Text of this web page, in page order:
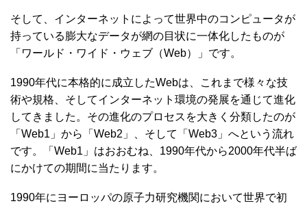
そして、インターネットによって世界中のコンピュータが
持っている膨大なデータが網の目状に一体化したものが
「ワールド・ワイド・ウェブ（Web）」です。
1990年代に本格的に成立したWebは、これまで様々な技
術や規格、そしてインターネット環境の発展を通じて進化
してきました。その進化のプロセスを大きく分類したのが
「Web1」から「Web2」、そして「Web3」へという流れ
です。「Web1」はおおむね、1990年代から2000年代半ば
にかけての期間に当たります。
1990年にヨーロッパの原子力研究機関において世界で初